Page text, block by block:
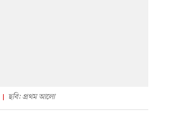
ছবি: প্রথম আলো